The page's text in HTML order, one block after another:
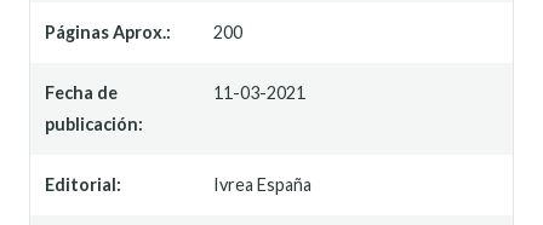
Páginas Aprox.: 200
Fecha de
publicación:
11-03-2021
Editorial: Ivrea España